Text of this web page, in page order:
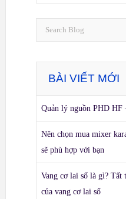
BÀI VIẾT MỚI
Quản lý nguồn PHD HF
Nên chọn mua mixer
sẽ phù hợp với bạn
Vang cơ lai số là gì? Tất
của vang cơ lai số